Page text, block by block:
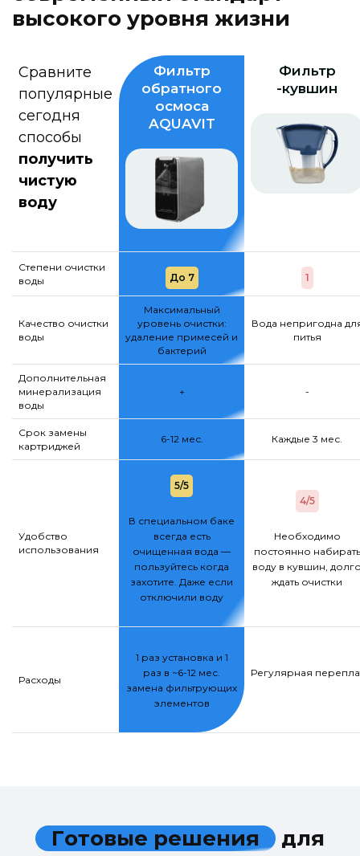
высокого уровня жизни
Сравните
популярные
сегодня
способы
получить
чистую
воду
Фильтр
обратного
осмоса
AQUAVIT
Фильтр
-кувшин
Степени очистки
воды
До 7 1
Качество очистки
воды
Максимальный
уровень очистки:
удаление примесей и
бактерий
Вода непригодна
питья
Дополнительная
минерализация
воды
+ -
Срок замены
картриджей
6-12 мес. Каждые 3 мес.
Удобство
использования
5/5
В специальном баке
всегда есть
очищенная вода —
пользуйтесь когда
захотите. Даже если
отключили воду
4/5
Необходимо
постоянно набирать
воду в кувшин,
ждать очистки
Расходы
1 раз установка и 1
раз в ~6-12 мес.
замена фильтрующих
элементов
Регулярная
Готовые решения для